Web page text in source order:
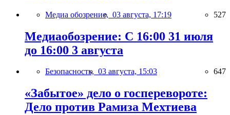
Медиа обозрение, 03 августа, 17:19 527
Медиаобозрение: С 16:00 31 июля
до 16:00 3 августа
Безопасность, 03 августа, 15:03 647
«Забытое» дело о госперевороте:
Дело против Рамиза Мехтиева